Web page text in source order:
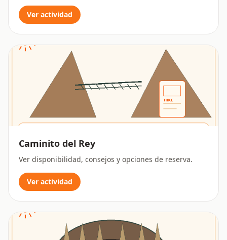
Ver actividad
Caminito del Rey
Ver disponibilidad, consejos y opciones de reserva.
Ver actividad